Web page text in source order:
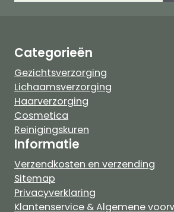
Categorieën
Gezichtsverzorging
Lichaamsverzorging
Haarverzorging
Cosmetica
Reinigingskuren
Informatie
Verzendkosten en verzending
Sitemap
Privacyverklaring
Klantenservice & Algemene